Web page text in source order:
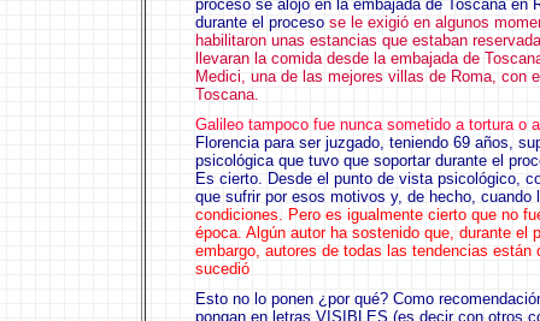
proceso se alojó en la embajada de Toscana
durante el proceso se le exigió en algunos
habilitaron unas estancias que estaban
llevaran la comida desde la embajada de
Medici, una de las mejores villas de Roma, con
Toscana.
Galileo tampoco fue nunca sometido a tortura o
Florencia para ser juzgado, teniendo 69 años,
psicológica que tuvo que soportar durante el
Es cierto. Desde el punto de vista psicológico,
que sufrir por esos motivos y, de hecho, cuando
condiciones. Pero es igualmente cierto que no
época. Algún autor ha sostenido que, durante
embargo, autores de todas las tendencias
sucedió
Esto no lo ponen ¿por qué? Como
pongan en letras VISIBLES (es decir con otros